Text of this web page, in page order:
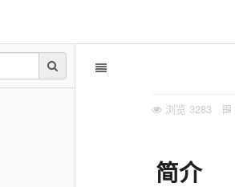
浏览 3283
简介